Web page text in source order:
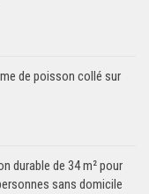
de poisson collé sur
durable de 34 m² pour
sans domicile